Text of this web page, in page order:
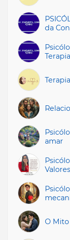
da
amar
Valores
O